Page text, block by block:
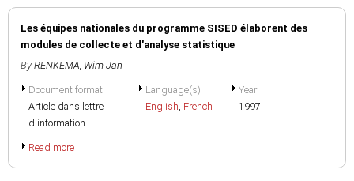
Les équipes nationales du programme SISED élaborent des
modules de collecte et d'analyse statistique
By RENKEMA, Wim Jan
Document format
Article dans lettre
d'information
Language(s)
English, French
Year
1997
Read more